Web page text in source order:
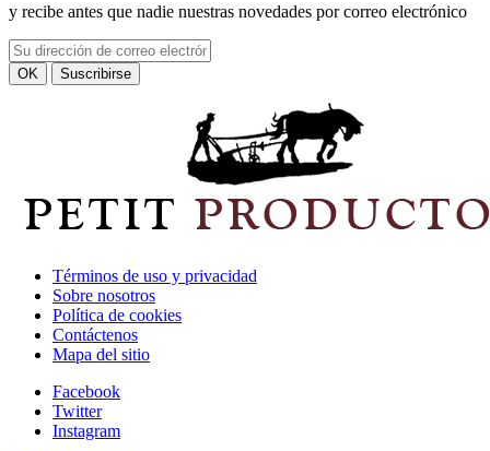
y recibe antes que nadie nuestras novedades por correo electrónico
Términos de uso y privacidad
Sobre nosotros
Política de cookies
Contáctenos
Mapa del sitio
Facebook
Twitter
Instagram